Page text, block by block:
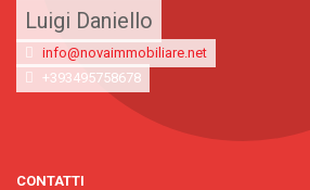
Luigi Daniello
info@novaimmobiliare.net
+393495758678
CONTATTI